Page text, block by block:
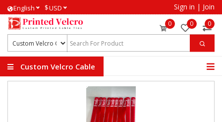
English $USD Sign in | Join
0 0 0
Custom Velcro Cable